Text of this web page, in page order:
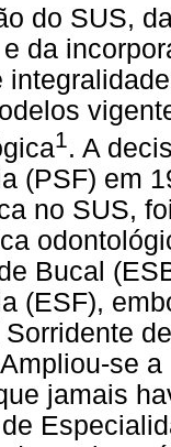
do SUS,
da
1. A
(PSF) em
no SUS,
Bucal
(ESF),
se
jamais